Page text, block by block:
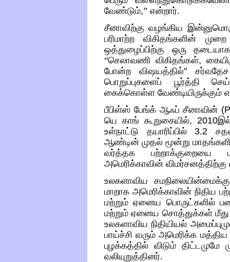
வேண்டும்,” என்றார்.
சீனாவிற்கு வழங்கிய
பரிமாற்ற விகிதங்களின்
ஒத்துழைப்பிற்கு ஒரு
“செலாவணி விகிதங்கள்,
போன்ற விஷயத்தில்"
பொறுப்புகளைப் பூர்த்தி
கைக்கொள்ள வேண்டியிருக்கும்
பீபிள்ஸ் பேங்க் ஆஃப் சீனாவின்
யெ காங் கூறுகையில், 2010
உள்நாட்டு தயாரிப்பில்3.2
ஆண்டின் முதல் மூன்று
வர்த்தக பற்றாக்குறையை
அமெரிக்காவின் விமர்சனத்திற்கு
உலகளாவிய
மாறாக அமெரிக்காவின் நிதிய
மற்றும் ஏனைய பொருட்களில்
மற்றும் ஏனைய சொத்துக்கள் மீது
உலகளாவிய நிதியியல்
பாய்ச்சி வரும் அமெரிக்க
புழக்கத்தில் விடும்
வலியுறுத்தினர்.